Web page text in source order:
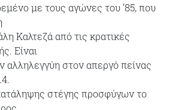
με τους αγώνες του ’85, που
Καλτεζά από τις κρατικές
Είναι
αλληλεγγύη στον απεργό πείνας
στέγης προσφύγων το